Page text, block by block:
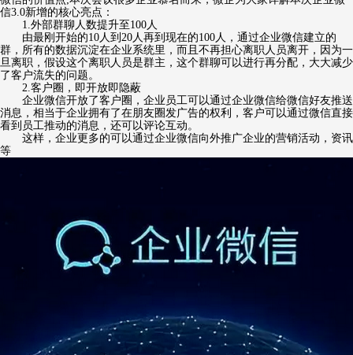
信3.0新增的核心亮点：
1.外部群聊人数提升至100人
由最刚开始的10人到20人再到现在的100人，通过企业微信建立的
群，所有的数据沉淀在企业系统里，而且不再担心离职人员离开，因为一
旦离职，假设这个离职人员是群主，这个群聊可以进行再分配，大大减少
了客户流失的问题。
2.客户圈，即开放即隐蔽
企业微信开放了客户圈，企业员工可以通过企业微信给微信好友推送
消息，相当于企业拥有了在朋友圈发广告的权利，客户可以通过微信直接
看到员工推动的消息，还可以评论互动。
这样，企业更多的可以通过企业微信向外推广企业的营销活动，资讯
等